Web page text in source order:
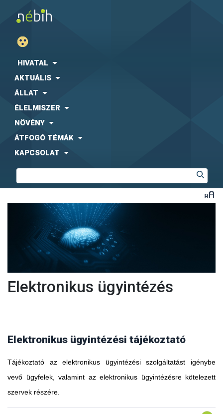
HIVATAL
AKTUÁLIS
ÁLLAT
ÉLELMISZER
NÖVÉNY
ÁTFOGÓ TÉMÁK
KAPCSOLAT
Elektronikus ügyintézés
Elektronikus ügyintézési tájékoztató
Tájékoztató az elektronikus ügyintézési szolgáltatást igénybe
vevő ügyfelek, valamint az elektronikus ügyintézésre kötelezett
szervek részére.